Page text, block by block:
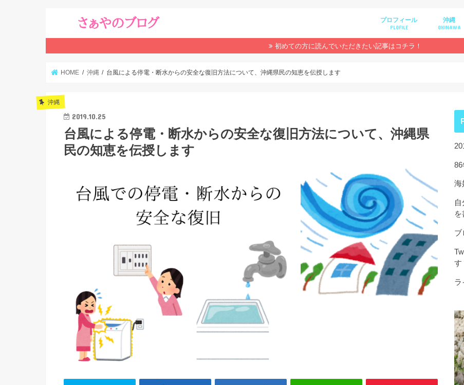
プロフィール
PLOFILE
沖縄
OKINAWA
初めての方に読んでいただきたい記事はコチラ！
HOME 沖縄 台風による停電・断水からの安全な復旧方法について、沖縄県民の知恵を伝授します
沖縄
2019.10.25
台風による停電・断水からの安全な復旧方法について、沖縄県
民の知恵を伝授します
86
海
を
ブ
す
ラ